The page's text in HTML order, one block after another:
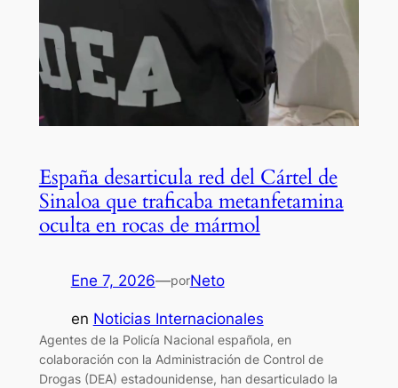
España desarticula red del Cártel de
Sinaloa que traficaba metanfetamina
oculta en rocas de mármol
Ene 7, 2026—porNeto
en Noticias Internacionales
Agentes de la Policía Nacional española, en
colaboración con la Administración de Control de
Drogas (DEA) estadounidense, han desarticulado la